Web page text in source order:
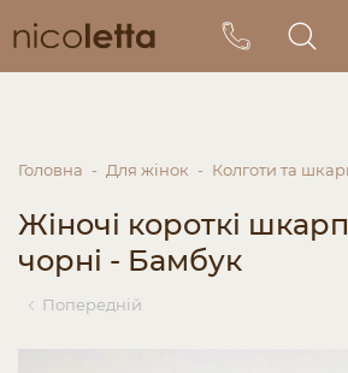
Головна Для жінок Колготи та
Жіночі короткі
чорні - Бамбук
Попередній